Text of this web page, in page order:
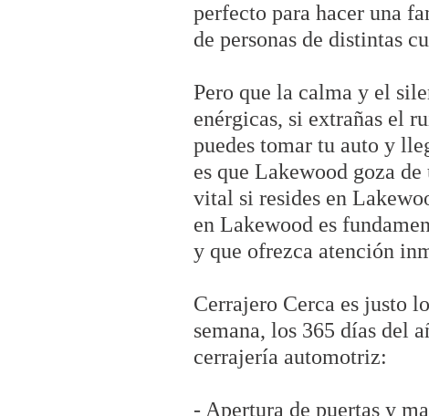
perfecto para hacer una
de personas de distintas
Pero que la calma y el
enérgicas, si extrañas el
puedes tomar tu auto y
es que Lakewood goza
vital si resides en
en Lakewood es
y que ofrezca atención
Cerrajero Cerca es justo
semana, los 365 días del
cerrajería automotriz:
- Apertura de puertas y